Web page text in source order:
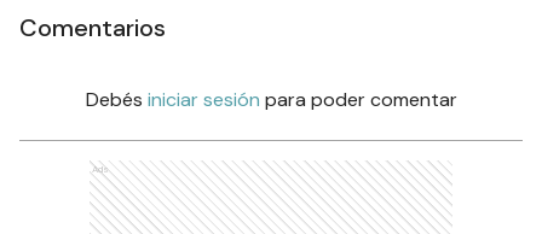
Comentarios
Debés iniciar sesión para poder comentar
Ads